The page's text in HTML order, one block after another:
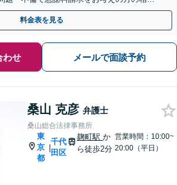
請求事件で多数の解決実績あり
料金表を見る
わせ メールで面談予約
桑山 克彦 弁護士
桑山総合法律事務所
東
京
都
|
千代
田区
麹町駅か
ら徒歩2分
営業時間：10:00~
20:00（平日）